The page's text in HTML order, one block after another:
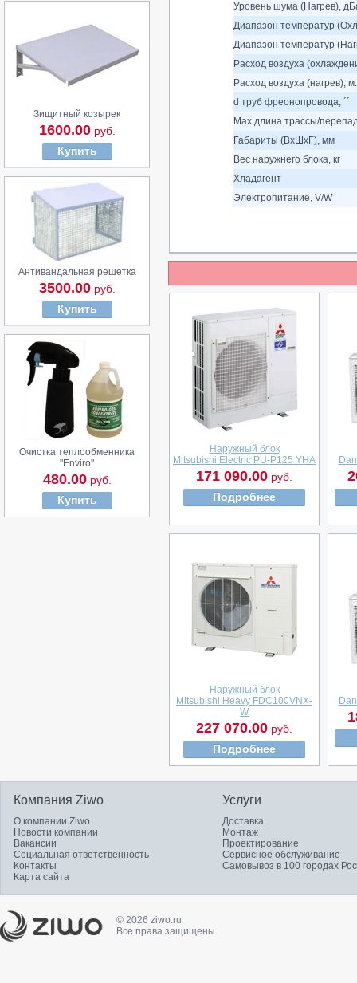
Уровень шума (Нагрев),
Диапазон температур
Диапазон температур
Расход воздуха
Расход воздуха (нагрев),
d труб фреонопровода, ´´
Max длина трассы/
Габариты (ВхШхГ), мм
Вес наружнего блока, кг
Хладагент
Электропитание, V/W
Наружный блок
Mitsubishi Electric PU-P125 YHA
171 090.00 руб.
Подробнее
Наружный блок
Mitsubishi Heavy FDC100VNX-
W
227 070.00 руб.
Подробнее
Зищитный козырек
1600.00руб.
Купить
Антивандальная решетка
3500.00руб.
Купить
Очистка теплообменника
"Enviro"
480.00руб.
Купить
Компания Ziwo
О компании Ziwo
Новости компании
Вакансии
Социальная ответственность
Контакты
Карта сайта
Услуги
Доставка
Монтаж
Проектирование
Сервисное обслуживание
Самовывоз в 100 городах
© 2026 ziwo.ru
Все права защищены.